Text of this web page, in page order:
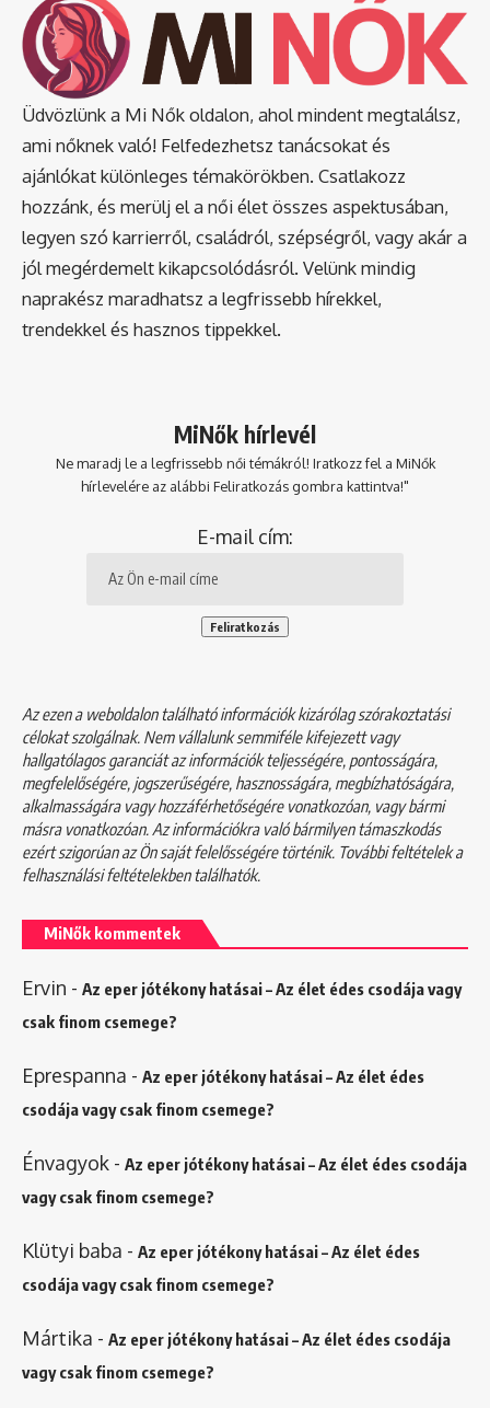
Üdvözlünk a Mi Nők oldalon, ahol mindent megtalálsz,
ami nőknek való! Felfedezhetsz tanácsokat és
ajánlókat különleges témakörökben. Csatlakozz
hozzánk, és merülj el a női élet összes aspektusában,
legyen szó karrierről, családról, szépségről, vagy akár a
jól megérdemelt kikapcsolódásról. Velünk mindig
naprakész maradhatsz a legfrissebb hírekkel,
trendekkel és hasznos tippekkel.
MiNők hírlevél
Ne maradj le a legfrissebb női témákról! Iratkozz fel a MiNők
hírlevelére az alábbi Feliratkozás gombra kattintva!"
E-mail cím:
Az ezen a weboldalon található információk kizárólag szórakoztatási
célokat szolgálnak. Nem vállalunk semmiféle kifejezett vagy
hallgatólagos garanciát az információk teljességére, pontosságára,
megfelelőségére, jogszerűségére, hasznosságára, megbízhatóságára,
alkalmasságára vagy hozzáférhetőségére vonatkozóan, vagy bármi
másra vonatkozóan. Az információkra való bármilyen támaszkodás
ezért szigorúan az Ön saját felelősségére történik. További feltételek a
felhasználási feltételekbentalálhatók.
MiNők kommentek
Ervin - Az eper jótékony hatásai – Az élet édes csodája vagy
csak finom csemege?
Eprespanna - Az eper jótékony hatásai – Az élet édes
csodája vagy csak finom csemege?
Énvagyok - Az eper jótékony hatásai – Az élet édes csodája
vagy csak finom csemege?
Klütyi baba - Az eper jótékony hatásai – Az élet édes
csodája vagy csak finom csemege?
Mártika - Az eper jótékony hatásai – Az élet édes csodája
vagy csak finom csemege?